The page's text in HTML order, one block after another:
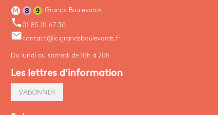
Grands Boulevards
phone 01 85 01 67 30
emailcontact@icigrandsboulevards.fr
Du lundi au samedi de 10h à 20h
Les lettres d'information
S'ABONNER